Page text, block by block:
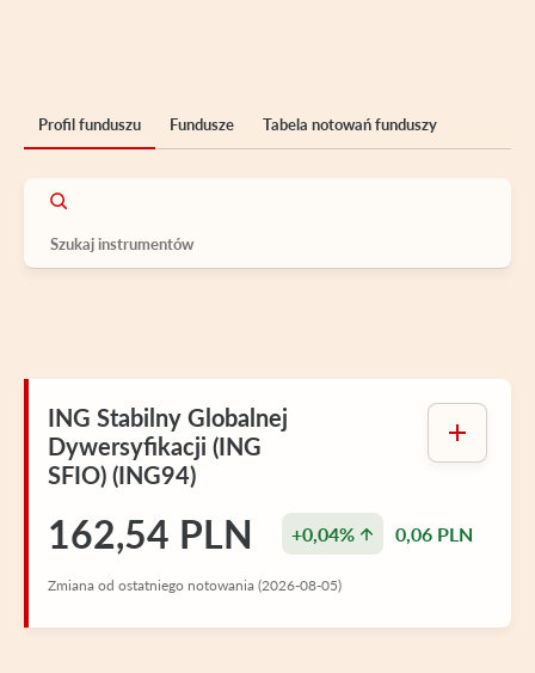
Profil funduszu Fundusze Tabela notowań funduszy
ING Stabilny Globalnej
Dywersyfikacji (ING
SFIO) (ING94)
162,54 PLN +0,04% 0,06 PLN
Zmiana od ostatniego notowania (2026-08-05)